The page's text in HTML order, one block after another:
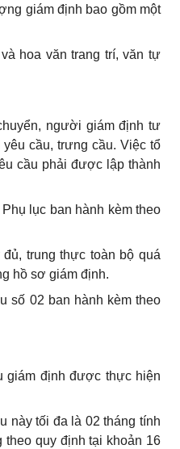
giám định bao gồm một
hoa văn trang trí, văn tự
người giám định tư
cầu, trưng cầu. Việc tổ
cầu phải được lập thành
lục ban hành kèm theo
trung thực toàn bộ quá
hồ sơ giám định.
số 02 ban hành kèm theo
giám định được thực hiện
này tối đa là 02 tháng tính
quy định tại khoản 16